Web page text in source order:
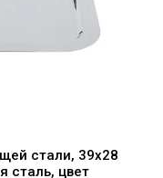
стали, 39x28
сталь, цвет